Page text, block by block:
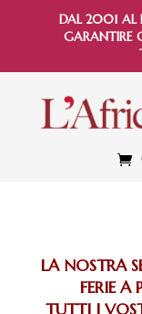
DAL 2001 AL
GARANTIRE
LA NOSTRA
FERIE A
TUTTI I